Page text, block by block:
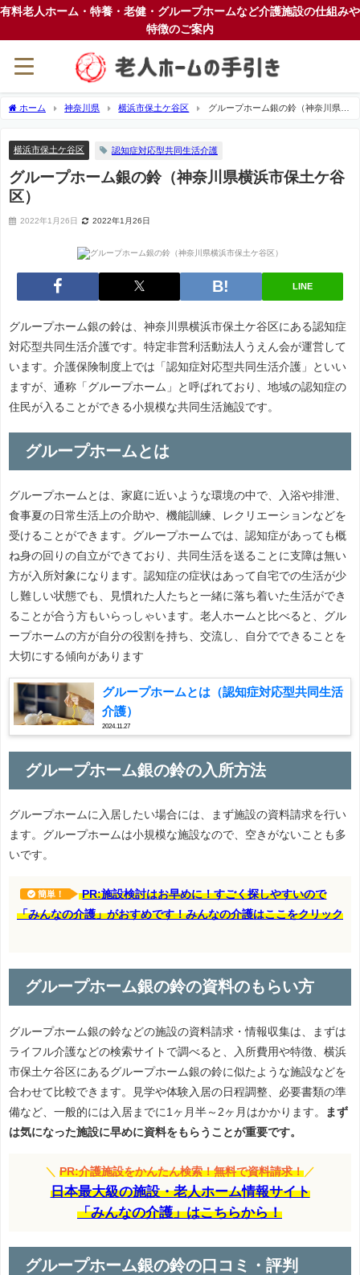
有料老人ホーム・特養・老健・グループホームなど介護施設の仕組みや
特徴のご案内
ホーム 神奈川県 横浜市保土ケ谷区
グループホーム銀の鈴（神奈川県横
横浜市保土ケ谷区 認知症対応型共同生活介護
グループホーム銀の鈴（神奈川県横浜市保土ケ谷
区）
2022年1月26日 2022年1月26日
LINE
グループホーム銀の鈴は、神奈川県横浜市保土ケ谷区にある認知症
対応型共同生活介護です。特定非営利活動法人うえん会が運営して
います。介護保険制度上では「認知症対応型共同生活介護」といい
ますが、通称「グループホーム」と呼ばれており、地域の認知症の
住民が入ることができる小規模な共同生活施設です。
グループホームとは
グループホームとは、家庭に近いような環境の中で、入浴や排泄、
食事夏の日常生活上の介助や、機能訓練、レクリエーションなどを
受けることができます。グループホームでは、認知症があっても概
ね身の回りの自立ができており、共同生活を送ることに支障は無い
方が入所対象になります。認知症の症状はあって自宅での生活が少
し難しい状態でも、見慣れた人たちと一緒に落ち着いた生活ができ
ることが合う方もいらっしゃいます。老人ホームと比べると、グル
ープホームの方が自分の役割を持ち、交流し、自分でできることを
大切にする傾向があります
グループホームとは（認知症対応型共同生活
介護）
2024.11.27
グループホーム銀の鈴の入所方法
グループホームに入居したい場合には、まず施設の資料請求を行い
ます。グループホームは小規模な施設なので、空きがないことも多
いです。
簡単！
PR:施設検討はお早めに！すごく探しやすいので
「みんなの介護」がおすめです！みんなの介護はここをクリック
グループホーム銀の鈴の資料のもらい方
グループホーム銀の鈴などの施設の資料請求・情報収集は、まずは
ライフル介護などの検索サイトで調べると、入所費用や特徴、横浜
市保土ケ谷区にあるグループホーム銀の鈴に似たような施設などを
合わせて比較できます。見学や体験入居の日程調整、必要書類の準
備など、一般的には入居までに1ヶ月半～2ヶ月はかかります。
まず
は気になった施設に早めに資料をもらうことが重要です。
＼ PR:介護施設をかんたん検索！無料で資料請求！ ／
日本最大級の施設・老人ホーム情報サイト
「みんなの介護」はこちらから！
グループホーム銀の鈴の口コミ・評判